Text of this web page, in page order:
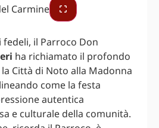
il Parroco Don
ha richiamato il profondo
Città di Noto alla Madonna
come la festa
autentica
e culturale della comunità.